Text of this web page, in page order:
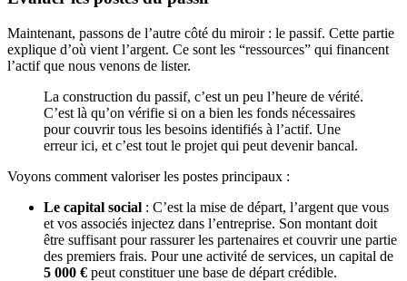
Maintenant, passons de l’autre côté du miroir : le passif. Cette partie
explique d’où vient l’argent. Ce sont les “ressources” qui financent
l’actif que nous venons de lister.
La construction du passif, c’est un peu l’heure de vérité.
C’est là qu’on vérifie si on a bien les fonds nécessaires
pour couvrir tous les besoins identifiés à l’actif. Une
erreur ici, et c’est tout le projet qui peut devenir bancal.
Voyons comment valoriser les postes principaux :
Le capital social : C’est la mise de départ, l’argent que vous
et vos associés injectez dans l’entreprise. Son montant doit
être suffisant pour rassurer les partenaires et couvrir une partie
des premiers frais. Pour une activité de services, un capital de
5 000 € peut constituer une base de départ crédible.